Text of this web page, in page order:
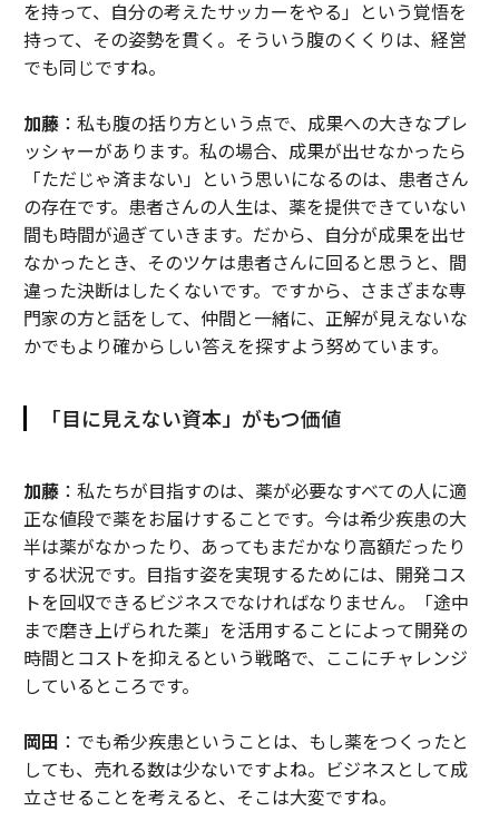
を持って、自分の考えたサッカーをやる」という覚悟を
持って、その姿勢を貫く。そういう腹のくくりは、経営
でも同じですね。
加藤：私も腹の括り方という点で、成果への大きなプレ
ッシャーがあります。私の場合、成果が出せなかったら
「ただじゃ済まない」という思いになるのは、患者さん
の存在です。患者さんの人生は、薬を提供できていない
間も時間が過ぎていきます。だから、自分が成果を出せ
なかったとき、そのツケは患者さんに回ると思うと、間
違った決断はしたくないです。ですから、さまざまな専
門家の方と話をして、仲間と一緒に、正解が見えないな
かでもより確からしい答えを探すよう努めています。
「目に見えない資本」がもつ価値
加藤：私たちが目指すのは、薬が必要なすべての人に適
正な値段で薬をお届けすることです。今は希少疾患の大
半は薬がなかったり、あってもまだかなり高額だったり
する状況です。目指す姿を実現するためには、開発コス
トを回収できるビジネスでなければなりません。「途中
まで磨き上げられた薬」を活用することによって開発の
時間とコストを抑えるという戦略で、ここにチャレンジ
しているところです。
岡田 ：でも希少疾患ということは、もし薬をつくったと
しても、売れる数は少ないですよね。ビジネスとして成
立させることを考えると、そこは大変ですね。